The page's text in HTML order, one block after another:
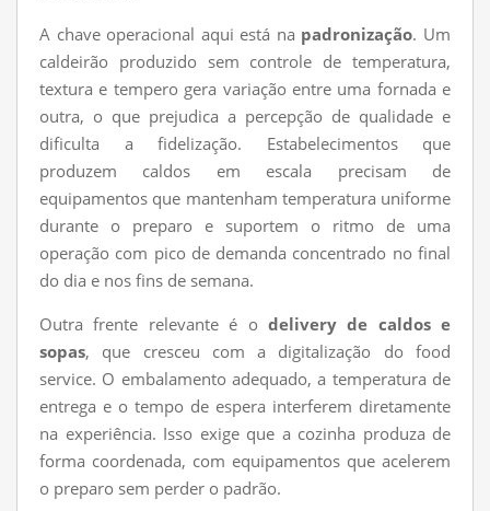
A chave operacional aqui está na padronização. Um
caldeirão produzido sem controle de temperatura,
textura e tempero gera variação entre uma fornada e
outra, o que prejudica a percepção de qualidade e
dificulta a fidelização. Estabelecimentos que
produzem caldos em escala precisam de
equipamentos que mantenham temperatura uniforme
durante o preparo e suportem o ritmo de uma
operação com pico de demanda concentrado no final
do dia e nos fins de semana.
Outra frente relevante é o delivery de caldos e
sopas, que cresceu com a digitalização do food
service. O embalamento adequado, a temperatura de
entrega e o tempo de espera interferem diretamente
na experiência. Isso exige que a cozinha produza de
forma coordenada, com equipamentos que acelerem
o preparo sem perder o padrão.